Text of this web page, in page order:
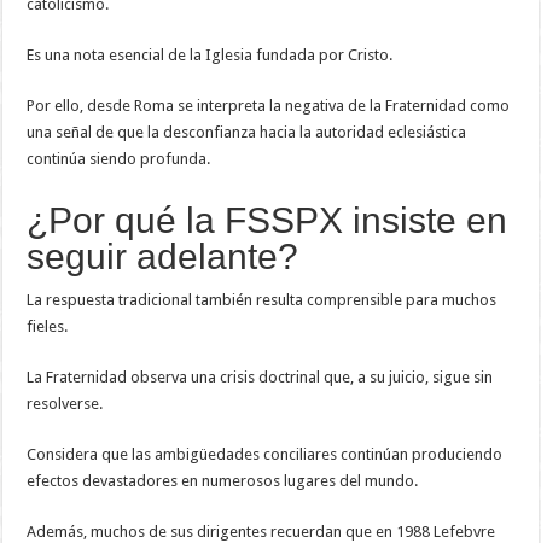
catolicismo.
Es una nota esencial de la Iglesia fundada por Cristo.
Por ello, desde Roma se interpreta la negativa de la Fraternidad como
una señal de que la desconfianza hacia la autoridad eclesiástica
continúa siendo profunda.
¿Por qué la FSSPX insiste en
seguir adelante?
La respuesta tradicional también resulta comprensible para muchos
fieles.
La Fraternidad observa una crisis doctrinal que, a su juicio, sigue sin
resolverse.
Considera que las ambigüedades conciliares continúan produciendo
efectos devastadores en numerosos lugares del mundo.
Además, muchos de sus dirigentes recuerdan que en 1988 Lefebvre